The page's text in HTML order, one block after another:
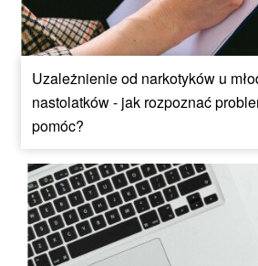
Uzależnienie od narkotyków u
nastolatków - jak rozpoznać
pomóc?